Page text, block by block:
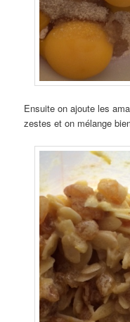
Ensuite on ajoute les
zestes et on mélange